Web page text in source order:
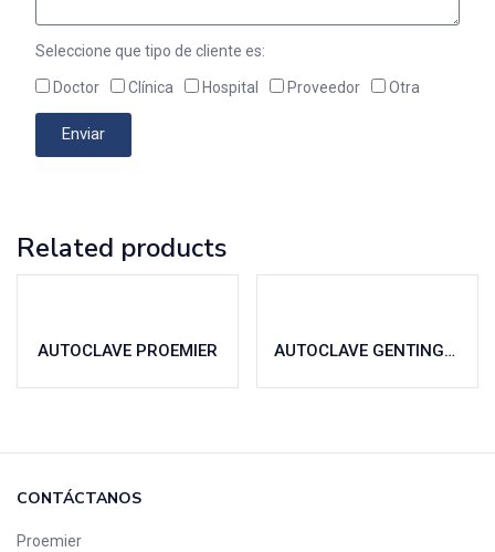
Seleccione que tipo de cliente es:
Doctor Clínica Hospital Proveedor Otra
Enviar
Related products
AUTOCLAVE PROEMIER AUTOCLAVE GENTINGE AUTOMÁTICO
CONTÁCTANOS
Proemier